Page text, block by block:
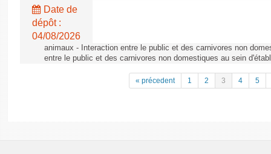
Date de
dépôt :
04/08/2026
animaux - Interaction entre le public et des carnivores non
entre le public et des carnivores non domestiques au sein
« précedent 1 2 3 4 5